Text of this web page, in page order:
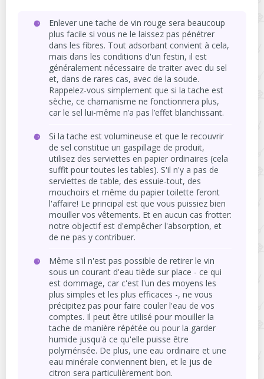
Enlever une tache de vin rouge sera beaucoup
plus facile si vous ne le laissez pas pénétrer
dans les fibres. Tout adsorbant convient à cela,
mais dans les conditions d'un festin, il est
généralement nécessaire de traiter avec du sel
et, dans de rares cas, avec de la soude.
Rappelez-vous simplement que si la tache est
sèche, ce chamanisme ne fonctionnera plus,
car le sel lui-même n’a pas l’effet blanchissant.
Si la tache est volumineuse et que le recouvrir
de sel constitue un gaspillage de produit,
utilisez des serviettes en papier ordinaires (cela
suffit pour toutes les tables). S'il n'y a pas de
serviettes de table, des essuie-tout, des
mouchoirs et même du papier toilette feront
l'affaire! Le principal est que vous puissiez bien
mouiller vos vêtements. Et en aucun cas frotter:
notre objectif est d'empêcher l'absorption, et
de ne pas y contribuer.
Même s'il n'est pas possible de retirer le vin
sous un courant d'eau tiède sur place - ce qui
est dommage, car c'est l'un des moyens les
plus simples et les plus efficaces -, ne vous
précipitez pas pour faire couler l'eau de vos
comptes. Il peut être utilisé pour mouiller la
tache de manière répétée ou pour la garder
humide jusqu'à ce qu'elle puisse être
polymérisée. De plus, une eau ordinaire et une
eau minérale conviennent bien, et le jus de
citron sera particulièrement bon.